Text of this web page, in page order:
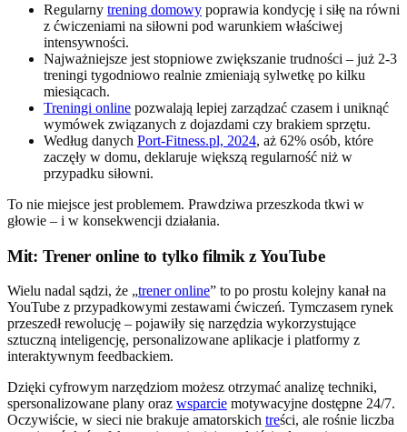
Regularny trening domowy poprawia kondycję i siłę na równi
z ćwiczeniami na siłowni pod warunkiem właściwej
intensywności.
Najważniejsze jest stopniowe zwiększanie trudności – już 2-3
treningi tygodniowo realnie zmieniają sylwetkę po kilku
miesiącach.
Treningi online pozwalają lepiej zarządzać czasem i uniknąć
wymówek związanych z dojazdami czy brakiem sprzętu.
Według danych Port-Fitness.pl, 2024, aż 62% osób, które
zaczęły w domu, deklaruje większą regularność niż w
przypadku siłowni.
To nie miejsce jest problemem. Prawdziwa przeszkoda tkwi w
głowie – i w konsekwencji działania.
Mit: Trener online to tylko filmik z YouTube
Wielu nadal sądzi, że „trener online” to po prostu kolejny kanał na
YouTube z przypadkowymi zestawami ćwiczeń. Tymczasem rynek
przeszedł rewolucję – pojawiły się narzędzia wykorzystujące
sztuczną inteligencję, personalizowane aplikacje i platformy z
interaktywnym feedbackiem.
Dzięki cyfrowym narzędziom możesz otrzymać analizę techniki,
spersonalizowane plany oraz wsparcie motywacyjne dostępne 24/7.
Oczywiście, w sieci nie brakuje amatorskich treści, ale rośnie liczba